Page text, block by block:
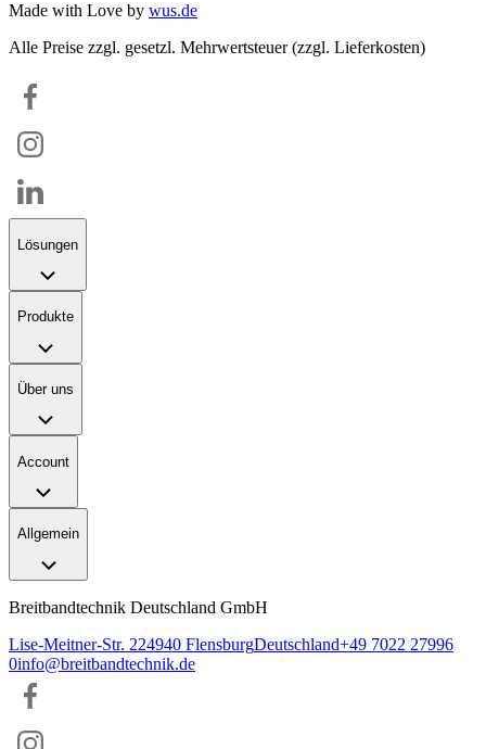
Made with Love by wus.de
Alle Preise zzgl. gesetzl. Mehrwertsteuer (zzgl. Lieferkosten)
Lösungen
Produkte
Über uns
Account
Allgemein
Breitbandtechnik Deutschland GmbH
Lise-Meitner-Str. 224940 FlensburgDeutschland+49 7022 27996
0info@breitbandtechnik.de